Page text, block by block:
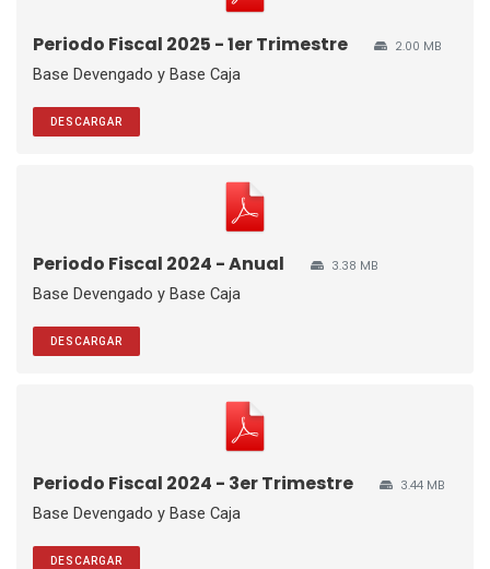
Periodo Fiscal 2025 - 1er Trimestre 2.00 MB
Base Devengado y Base Caja
DESCARGAR
Periodo Fiscal 2024 - Anual 3.38 MB
Base Devengado y Base Caja
DESCARGAR
Periodo Fiscal 2024 - 3er Trimestre 3.44 MB
Base Devengado y Base Caja
DESCARGAR